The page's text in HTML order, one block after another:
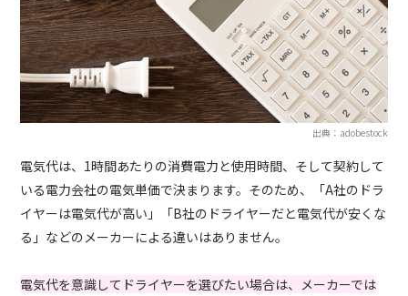
出典：adobestock
電気代は、1時間あたりの消費電力と使用時間、そして契約して
いる電力会社の電気単価で決まります。そのため、「A社のドラ
イヤーは電気代が高い」「B社のドライヤーだと電気代が安くな
る」などのメーカーによる違いはありません。
電気代を意識してドライヤーを選びたい場合は、メーカーでは